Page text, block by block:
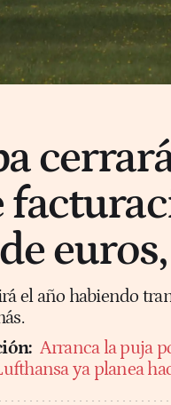
el año habiendo
Arranca la puja
ya planea